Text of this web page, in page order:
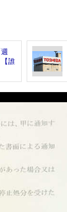
誰